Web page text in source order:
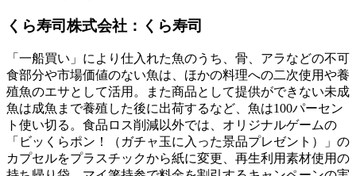
くら寿司株式会社：くら寿司
「一船買い」により仕入れた魚のうち、骨、アラなどの不可
食部分や市場価値のない魚は、ほかの料理への二次使用や養
殖魚のエサとして活用。また商品として提供ができない未成
魚は成魚まで養殖した後に出荷するなど、魚は100パーセン
ト使い切る。食品ロス削減以外では、オリジナルゲームの
「ビッくらポン！（ガチャ玉に入った景品プレゼント）」の
カプセルをプラスチックから紙に変更、再生利用素材使用の